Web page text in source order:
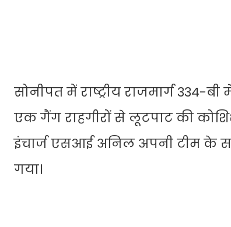
सोनीपत में राष्ट्रीय राजमार्ग 334-
एक गैंग राहगीरों से लूटपाट की
इंचार्ज एसआई अनिल अपनी टीम के
गया।